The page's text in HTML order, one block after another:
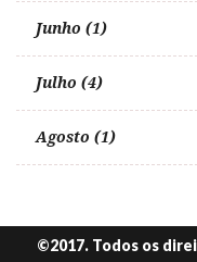
Junho (1)
Julho (4)
Agosto (1)
©2017. Todos os